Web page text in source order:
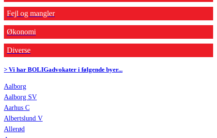
Fejl og mangler
Økonomi
Diverse
> Vi har BOLIGadvokater i følgende byer...
Aalborg
Aalborg SV
Aarhus C
Albertslund V
Allerød